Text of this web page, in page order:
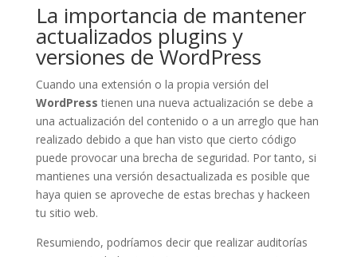
La importancia de mantener
actualizados plugins y
versiones de WordPress
Cuando una extensión o la propia versión del
WordPress tienen una nueva actualización se debe a
una actualización del contenido o a un arreglo que han
realizado debido a que han visto que cierto código
puede provocar una brecha de seguridad. Por tanto, si
mantienes una versión desactualizada es posible que
haya quien se aproveche de estas brechas y hackeen
tu sitio web.
Resumiendo, podríamos decir que realizar auditorías